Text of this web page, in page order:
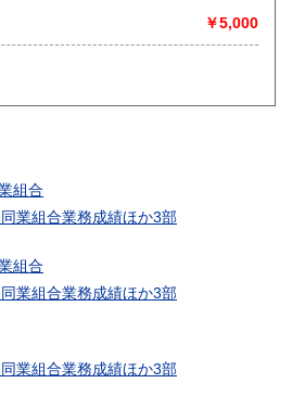
￥5,000
組合
業組合業務成績ほか3部
組合
業組合業務成績ほか3部
業組合業務成績ほか3部